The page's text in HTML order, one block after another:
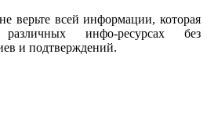
верьте всей информации, которая
различных инфо-ресурсах без
и подтверждений.